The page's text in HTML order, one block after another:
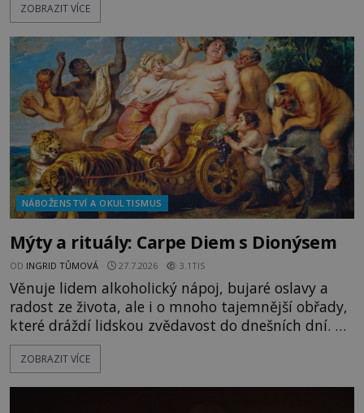
tajemným obsahem. Kapitán lodi už na ně čeká.
vyplouváme,“ sdělí jim. „Kam máme namířeno,
kapitáne?“ zeptá se ho jeden z templářů. „Do Sk
ZOBRAZIT VÍCE
NÁBOŽENSTVÍ A OKULTISMUS
Mýty a rituály: Carpe Diem s Dionýsem
OD INGRID TŮMOVÁ 27.7.2026 3.1TIS
Věnuje lidem alkoholický nápoj, bujaré oslavy a
radost ze života, ale i o mnoho tajemnější obřady,
které dráždí lidskou zvědavost do dnešních dní. Co
doopravdy představuje bůh, jemuž Římané říkají
Bakchus? Mytologický příběh řeckého boha
ZOBRAZIT VÍCE